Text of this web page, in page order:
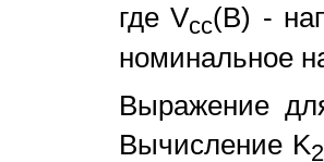
где Vcc(B) -
номинальное
Выражение
Вычисление K2